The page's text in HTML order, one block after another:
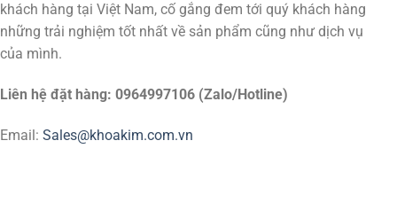
khách hàng tại Việt Nam, cố gắng đem tới quý khách hàng
những trải nghiệm tốt nhất về sản phẩm cũng như dịch vụ
của mình.
Liên hệ đặt hàng: 0964997106 (Zalo/Hotline)
Email: Sales@khoakim.com.vn